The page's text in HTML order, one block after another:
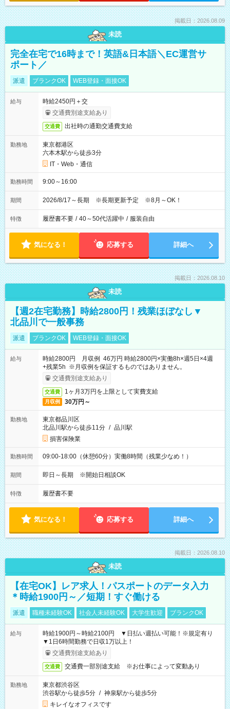
掲載日：2026.08.09
未読
完全在宅で16時まで！英語&日本語＼EC運営サ
ポート／
派遣 ブランクOK WEB登録・面接OK
給与
時給2450円＋交
交通費別途支給あり
交通費 出社時の通勤交通費支給
勤務地
東京都港区
六本木駅から徒歩3分
IT・Web・通信
勤務時間 9:00～16:00
期間 2026/8/17～長期 ※長期更新予定 ※8月～OK！
特徴 履歴書不要 / 40～50代活躍中 / 服装自由
気になる！ 応募する 詳細へ
掲載日：2026.08.10
未読
【週2在宅勤務】時給2800円！残業ほぼなし▼
北品川で一般事務
派遣 ブランクOK WEB登録・面接OK
給与
時給2800円 月収例 46万円 時給2800円×実働8h×週5日×4週
+残業5h ※月収例を保証するものではありません。
交通費別途支給あり
交通費 1ヶ月3万円を上限として実費支給
月収例 30万円～
勤務地
東京都品川区
北品川駅から徒歩11分 / 品川駅
損害保険業
勤務時間 09:00-18:00（休憩60分）実働8時間（残業少なめ！）
期間 即日～長期 ※開始日相談OK
特徴 履歴書不要
気になる！ 応募する 詳細へ
掲載日：2026.08.10
未読
【在宅OK】レア求人！パスポートのデータ入力
＊時給1900円～／短期！すぐ働ける
派遣 職種未経験OK 社会人未経験OK 大学生歓迎 ブランクOK
給与
時給1900円～時給2100円 ▼日払い週払い可能！※規定有り
▼1日6時間勤務で日収1万以上！
交通費別途支給あり
交通費 交通費一部別途支給 ※お仕事によって変動あり
勤務地
東京都渋谷区
渋谷駅から徒歩5分 / 神泉駅から徒歩5分
キレイなオフィスです